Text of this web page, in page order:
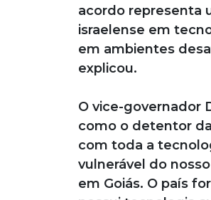
acordo representa
israelense em
em ambientes
explicou.
O vice-governador
como o detentor
com toda a
vulnerável do
em Goiás. O país